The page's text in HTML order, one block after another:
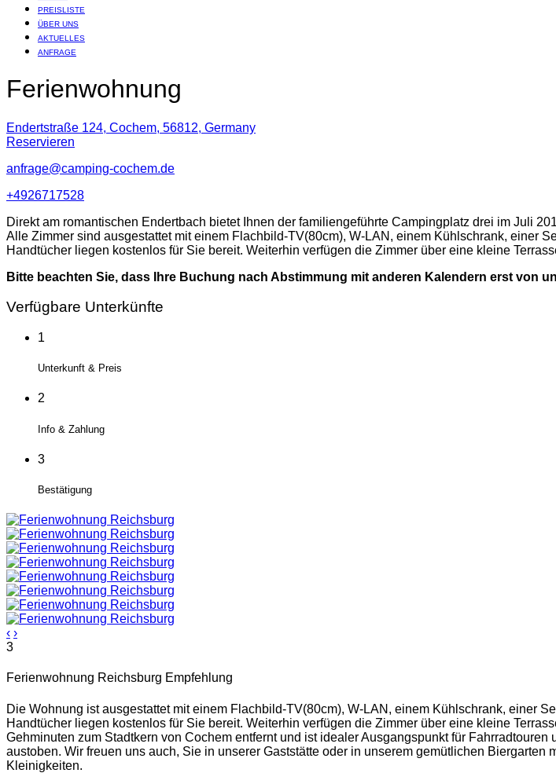
PREISLISTE
ÜBER UNS
AKTUELLES
ANFRAGE
Ferienwohnung
Endertstraße 124, Cochem, 56812, Germany
Reservieren
anfrage@camping-cochem.de
+4926717528
Direkt am romantischen Endertbach bietet Ihnen der familiengeführte Campingplatz drei im Juli
Alle Zimmer sind ausgestattet mit einem Flachbild-TV(80cm), W-LAN, einem Kühlschrank, einer
Handtücher liegen kostenlos für Sie bereit. Weiterhin verfügen die Zimmer über eine kleine
Bitte beachten Sie, dass Ihre Buchung nach Abstimmung mit anderen Kalendern erst von
Verfügbare Unterkünfte
1
Unterkunft & Preis
2
Info & Zahlung
3
Bestätigung
‹ ›
3
Ferienwohnung Reichsburg Empfehlung
Die Wohnung ist ausgestattet mit einem Flachbild-TV(80cm), W-LAN, einem Kühlschrank, einer
Handtücher liegen kostenlos für Sie bereit. Weiterhin verfügen die Zimmer über eine kleine
Gehminuten zum Stadtkern von Cochem entfernt und ist idealer Ausgangspunkt für
austoben. Wir freuen uns auch, Sie in unserer Gaststätte oder in unserem gemütlichen
Kleinigkeiten.